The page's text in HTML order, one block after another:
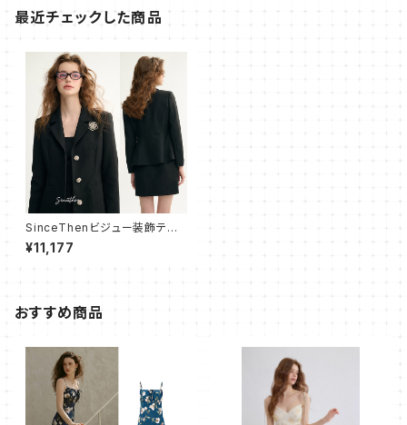
最近チェックした商品
SinceThenビジュー装飾テー
ラードジャケット フォーマル
¥11,177
おすすめ商品